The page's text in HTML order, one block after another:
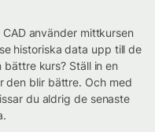
använder mittkursen
historiska data upp till de
bättre kurs? Ställ in en
den blir bättre. Och med
du aldrig de senaste